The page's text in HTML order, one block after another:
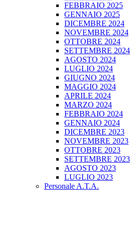
FEBBRAIO 2025
GENNAIO 2025
DICEMBRE 2024
NOVEMBRE 2024
OTTOBRE 2024
SETTEMBRE 2024
AGOSTO 2024
LUGLIO 2024
GIUGNO 2024
MAGGIO 2024
APRILE 2024
MARZO 2024
FEBBRAIO 2024
GENNAIO 2024
DICEMBRE 2023
NOVEMBRE 2023
OTTOBRE 2023
SETTEMBRE 2023
AGOSTO 2023
LUGLIO 2023
Personale A.T.A.